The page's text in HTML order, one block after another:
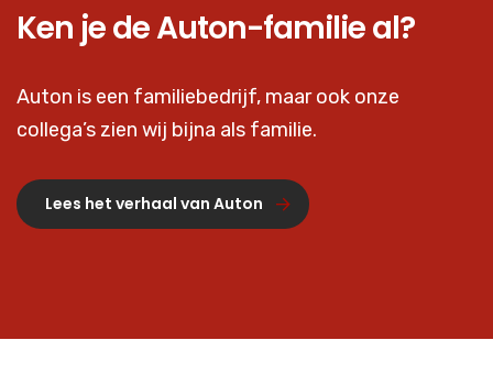
Ken je de Auton-familie al?
Auton is een familiebedrijf, maar ook onze
collega’s zien wij bijna als familie.
Lees het verhaal van Auton